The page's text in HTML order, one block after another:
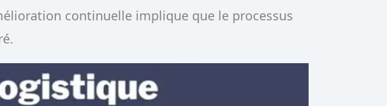
continuelle implique que le processus